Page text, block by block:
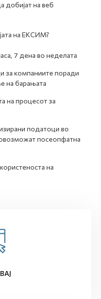
добијат на веб
на ЕКСИМ?
7 дена во неделата
за компаниите поради
на барањата
на процесот за
податоци во
посеопфатна
на